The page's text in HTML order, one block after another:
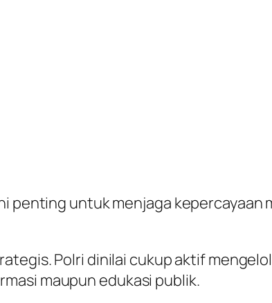
penting untuk menjaga kepercayaan
Polri dinilai cukup aktif
maupun edukasi publik.